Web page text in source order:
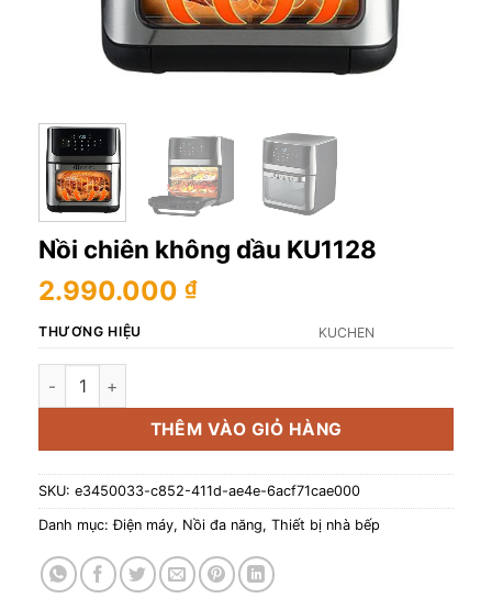
Nồi chiên không dầu KU1128
2.990.000 ₫
THƯƠNG HIỆU KUCHEN
Nồi chiên không dầu KU1128 số lượng
THÊM VÀO GIỎ HÀNG
SKU: e3450033-c852-411d-ae4e-6acf71cae000
Danh mục:Điện máy, Nồi đa năng, Thiết bị nhà bếp